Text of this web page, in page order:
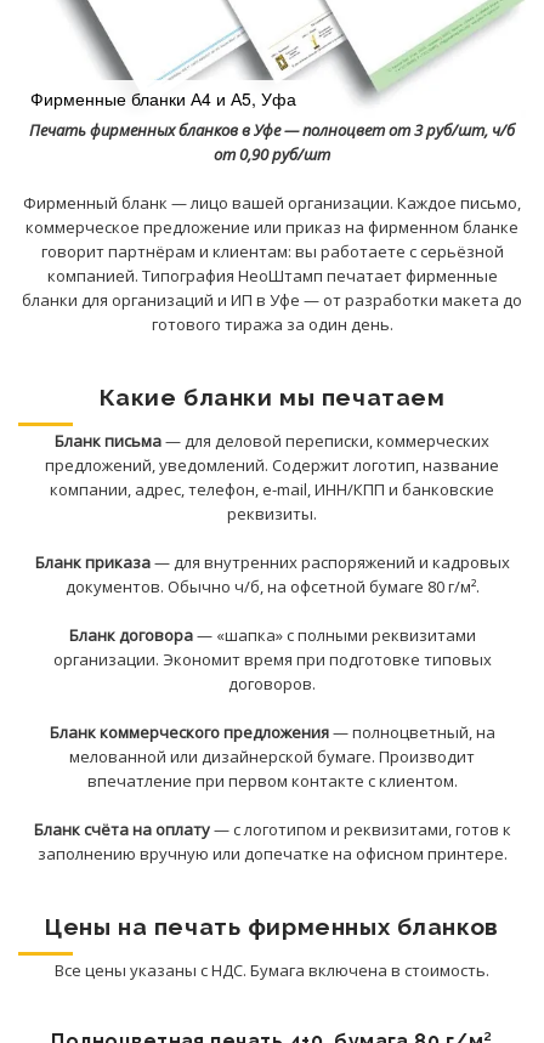
Фирменные бланки А4 и А5, Уфа
Печать фирменных бланков в Уфе — полноцвет от 3 руб/шт, ч/б
от 0,90 руб/шт
Фирменный бланк — лицо вашей организации. Каждое письмо,
коммерческое предложение или приказ на фирменном бланке
говорит партнёрам и клиентам: вы работаете с серьёзной
компанией. Типография НеоШтамп печатает фирменные
бланки для организаций и ИП в Уфе — от разработки макета до
готового тиража за один день.
Какие бланки мы печатаем
Бланк письма— для деловой переписки, коммерческих
предложений, уведомлений. Содержит логотип, название
компании, адрес, телефон, e-mail, ИНН/КПП и банковские
реквизиты.
Бланк приказа— для внутренних распоряжений и кадровых
документов. Обычно ч/б, на офсетной бумаге 80 г/м².
Бланк договора— «шапка» с полными реквизитами
организации. Экономит время при подготовке типовых
договоров.
Бланк коммерческого предложения— полноцветный, на
мелованной или дизайнерской бумаге. Производит
впечатление при первом контакте с клиентом.
Бланк счёта на оплату— с логотипом и реквизитами, готов к
заполнению вручную или допечатке на офисном принтере.
Цены на печать фирменных бланков
Все цены указаны с НДС. Бумага включена в стоимость.